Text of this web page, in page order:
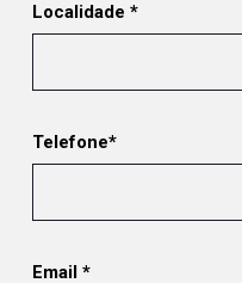
Localidade *
Telefone*
Email *